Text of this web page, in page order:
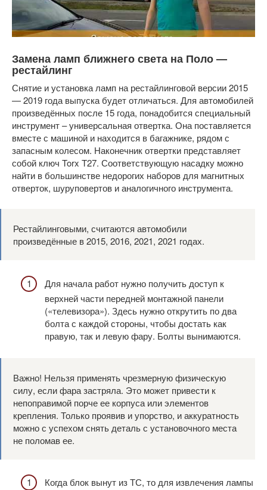
Замена ламп ближнего света на Поло —
рестайлинг
Снятие и установка ламп на рестайлинговой версии 2015
— 2019 года выпуска будет отличаться. Для автомобилей
произведённых после 15 года, понадобится специальный
инструмент – универсальная отвертка. Она поставляется
вместе с машиной и находится в багажнике, рядом с
запасным колесом. Наконечник отвертки представляет
собой ключ Torx T27. Соответствующую насадку можно
найти в большинстве недорогих наборов для магнитных
отверток, шуруповертов и аналогичного инструмента.
Рестайлинговыми, считаются автомобили
произведённые в 2015, 2016, 2021, 2021 годах.
Для начала работ нужно получить доступ к
верхней части передней монтажной панели
(«телевизора»). Здесь нужно открутить по два
болта с каждой стороны, чтобы достать как
правую, так и левую фару. Болты вынимаются.
Важно! Нельзя применять чрезмерную физическую
силу, если фара застряла. Это может привести к
непоправимой порче ее корпуса или элементов
крепления. Только проявив и упорство, и аккуратность
можно с успехом снять деталь с установочного места
не поломав ее.
Когда блок вынут из ТС, то для извлечения лампы